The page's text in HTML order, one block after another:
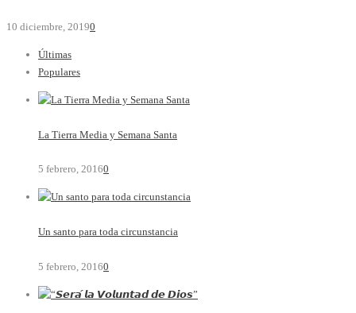
10 diciembre, 20190
Últimas
Populares
La Tierra Media y Semana Santa
5 febrero, 20160
Un santo para toda circunstancia
5 febrero, 20160